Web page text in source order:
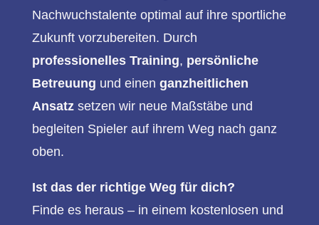
Nachwuchstalente optimal auf ihre sportliche
Zukunft vorzubereiten. Durch
professionelles Training, persönliche
Betreuung und einen ganzheitlichen
Ansatzsetzen wir neue Maßstäbe und
begleiten Spieler auf ihrem Weg nach ganz
oben.
Ist das der richtige Weg für dich?
Finde es heraus – in einem kostenlosen und